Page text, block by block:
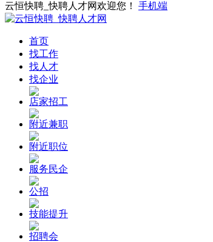
云恒快聘_快聘人才网欢迎您！ 手机端
首页
找工作
找人才
找企业
店家招工
附近兼职
附近职位
服务民企
公招
技能提升
招聘会